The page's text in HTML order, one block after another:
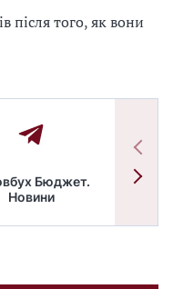
після того, як вони
Бюджет.
Новини